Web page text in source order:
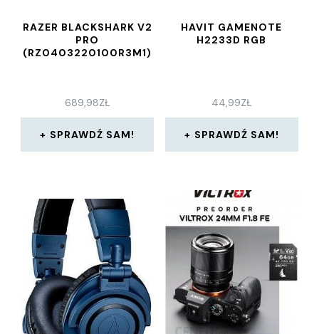
RAZER BLACKSHARK V2
PRO
(RZ0403220100R3M1)
689,98ZŁ
SPRAWDŹ SAM!
HAVIT GAMENOTE
H2233D RGB
44,99ZŁ
SPRAWDŹ SAM!